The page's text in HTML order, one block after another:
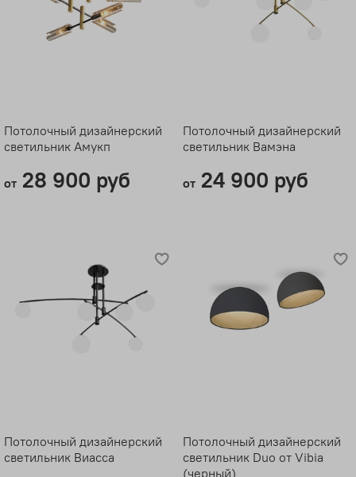
Потолочный дизайнерский
светильник Амукп
от28 900 руб
Потолочный дизайнерский
светильник Вамэна
от24 900 руб
Потолочный дизайнерский
светильник Виасса
Потолочный дизайнерский
светильник Duo от Vibia
(черный)